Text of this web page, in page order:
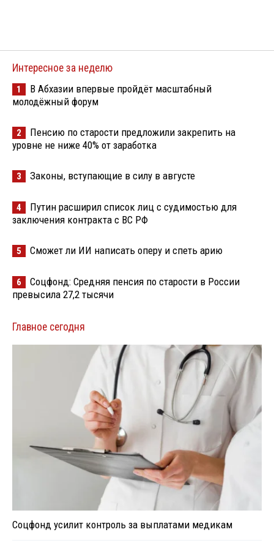
Интересное за неделю
1
В Абхазии впервые пройдёт масштабный
молодёжный форум
2
Пенсию по старости предложили закрепить на
уровне не ниже 40% от заработка
3 Законы, вступающие в силу в августе
4
Путин расширил список лиц с судимостью для
заключения контракта с ВС РФ
5 Сможет ли ИИ написать оперу и спеть арию
6
Соцфонд: Средняя пенсия по старости в России
превысила 27,2 тысячи
Главное сегодня
Соцфонд усилит контроль за выплатами медикам